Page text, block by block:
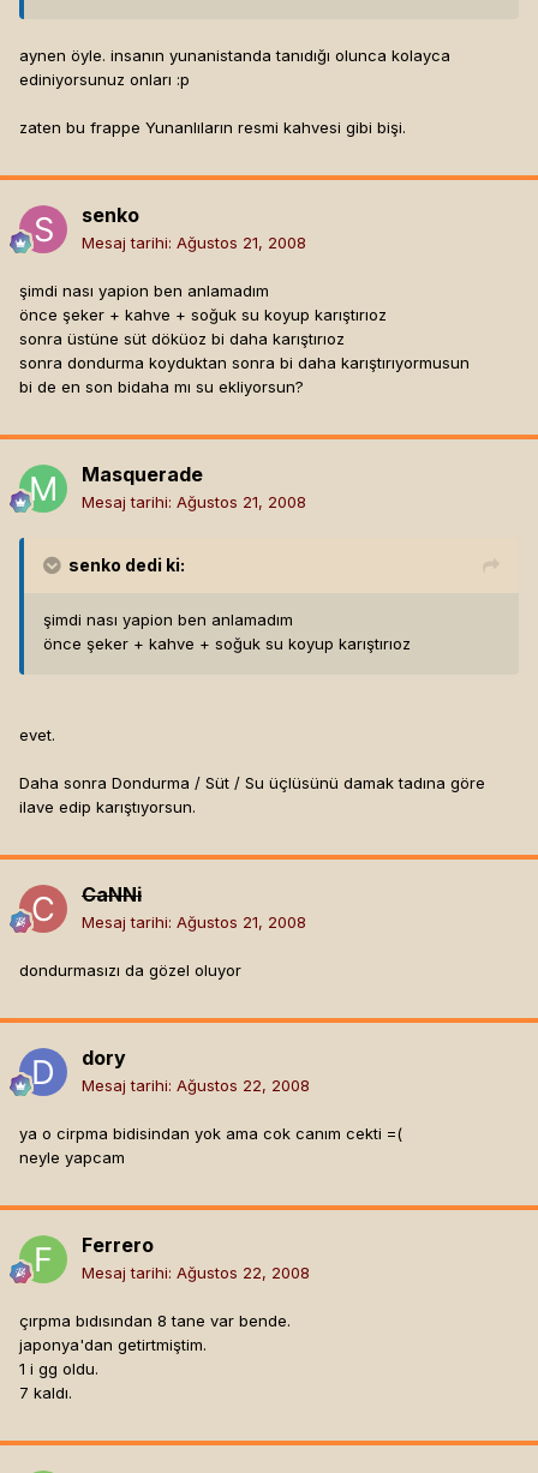
aynen öyle. insanın yunanistanda tanıdığı olunca kolayca
ediniyorsunuz onları :p
zaten bu frappe Yunanlıların resmi kahvesi gibi bişi.
senko
Mesaj tarihi: Ağustos 21, 2008
şimdi nası yapion ben anlamadım
önce şeker + kahve + soğuk su koyup karıştırıoz
sonra üstüne süt döküoz bi daha karıştırıoz
sonra dondurma koyduktan sonra bi daha karıştırıyormusun
bi de en son bidaha mı su ekliyorsun?
Masquerade
Mesaj tarihi: Ağustos 21, 2008
senko dedi ki:
şimdi nası yapion ben anlamadım
önce şeker + kahve + soğuk su koyup karıştırıoz
evet.
Daha sonra Dondurma / Süt / Su üçlüsünü damak tadına göre
ilave edip karıştıyorsun.
CaNNi
Mesaj tarihi: Ağustos 21, 2008
dondurmasızı da gözel oluyor
dory
Mesaj tarihi: Ağustos 22, 2008
ya o cirpma bidisindan yok ama cok canım cekti =(
neyle yapcam
Ferrero
Mesaj tarihi: Ağustos 22, 2008
çırpma bıdısından 8 tane var bende.
japonya'dan getirtmiştim.
1 i gg oldu.
7 kaldı.